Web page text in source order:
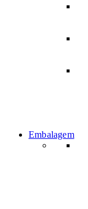
Embalagem